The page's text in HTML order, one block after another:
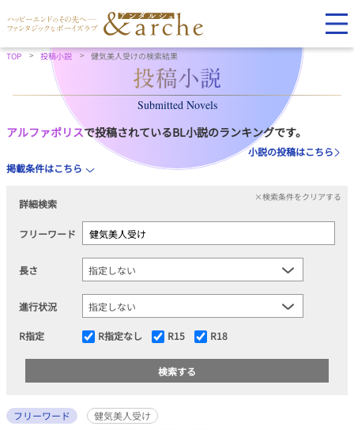
TOP 投稿小説 健気美人受けの検索結果
Submitted Novels
アルファポリスで投稿されているBL小説のランキングです。
小説の投稿はこちら
掲載条件はこちら
詳細検索
×検索条件をクリアする
フリーワード
長さ
進行状況
R指定 R指定なし R15 R18
フリーワード
健気美人受け